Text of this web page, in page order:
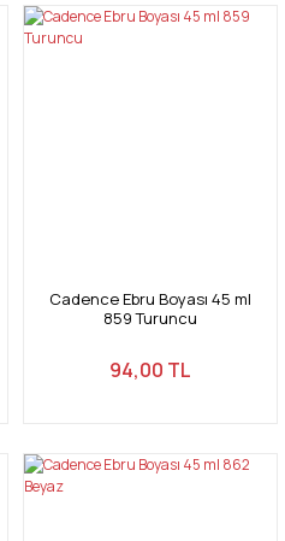
Cadence Ebru Boyası 45 ml
859 Turuncu
94,00 TL